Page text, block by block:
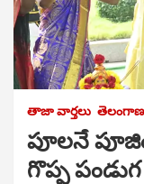
తాజా వార్తలు తెలంగాణ
పూలనే
గొప్ప